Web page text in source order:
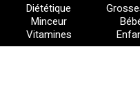
Diététique
Minceur
Vitamines